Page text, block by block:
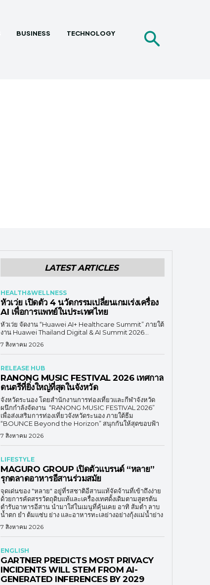
BUSINESS
TECHNOLOGY
LATEST ARTICLES
HEALTH&WELLNESS
หัวเว่ย เปิดตัว 4 นวัตกรรมเปลี่ยนเกมเร่งเครื่อง
AI เพื่อการแพทย์ในประเทศไทย
หัวเว่ย จัดงาน “Huawei AI+ Healthcare Summit” ภายใต้
งาน Huawei Thailand Digital & AI Summit 2026...
7 สิงหาคม 2026
RELEASE HUB
RANONG MUSIC FESTIVAL 2026 เทศกาล
ดนตรีที่ยิ่งใหญ่ที่สุดในจังหวัด
จังหวัดระนอง โดยสำนักงานการท่องเที่ยวและกีฬาจังหวัด
ผนึกกำลังจัดงาน “RANONG MUSIC FESTIVAL 2026”
เพื่อส่งเสริมการท่องเที่ยวจังหวัดระนอง ภายใต้ธีม
“BOUNCE Beyond the Horizon” สนุกกันให้สุดขอบฟ้า
7 สิงหาคม 2026
LIFESTYLE
MAGURO GROUP เปิดตัวแบรนด์ “หลาย”
รุกตลาดอาหารอีสานร่วมสมัย
จุดเด่นของ "หลาย" อยู่ที่รสชาติอีสานแท้จัดจ้านที่เข้าถึงง่าย
ด้วยการคัดสรรวัตถุดิบแท้และเครื่องเทศดั้งเดิมตามสูตรต้น
ตำรับอาหารอีสาน นำมาใส่ในเมนูที่คุ้นเคย อาทิ ส้มตำ ลาบ
น้ำตก ยำ ต้มแซ่บ ย่าง และอาหารทะเลย่างอย่างกุ้งแม่น้ำย่าง
7 สิงหาคม 2026
ENGLISH
GARTNER PREDICTS MOST PRIVACY
INCIDENTS WILL STEM FROM AI-
GENERATED INFERENCES BY 2029